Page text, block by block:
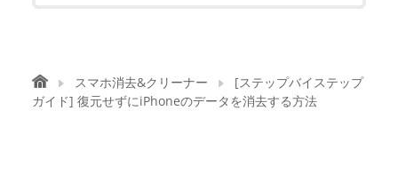
スマホ消去&クリーナー
[ステップバイステップ
ガイド] 復元せずにiPhoneのデータを消去する方法